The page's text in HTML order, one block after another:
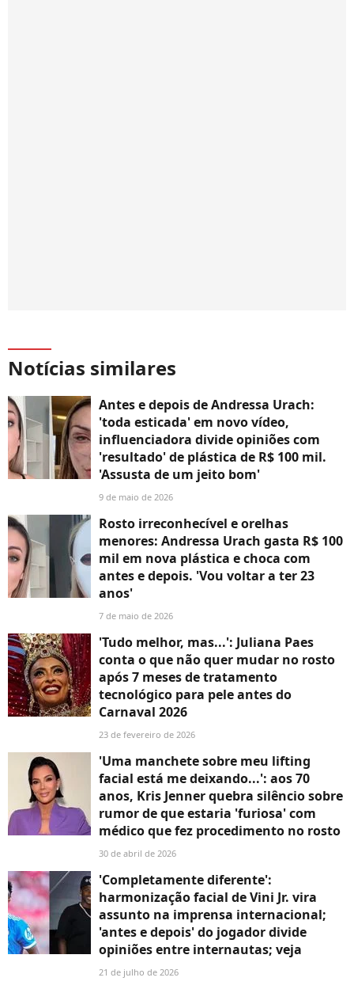
Notícias similares
Antes e depois de Andressa Urach:
'toda esticada' em novo vídeo,
influenciadora divide opiniões com
'resultado' de plástica de R$ 100 mil.
'Assusta de um jeito bom'
9 de maio de 2026
Rosto irreconhecível e orelhas
menores: Andressa Urach gasta R$ 100
mil em nova plástica e choca com
antes e depois. 'Vou voltar a ter 23
anos'
7 de maio de 2026
'Tudo melhor, mas...': Juliana Paes
conta o que não quer mudar no rosto
após 7 meses de tratamento
tecnológico para pele antes do
Carnaval 2026
23 de fevereiro de 2026
'Uma manchete sobre meu lifting
facial está me deixando...': aos 70
anos, Kris Jenner quebra silêncio sobre
rumor de que estaria 'furiosa' com
médico que fez procedimento no rosto
30 de abril de 2026
'Completamente diferente':
harmonização facial de Vini Jr. vira
assunto na imprensa internacional;
'antes e depois' do jogador divide
opiniões entre internautas; veja
21 de julho de 2026